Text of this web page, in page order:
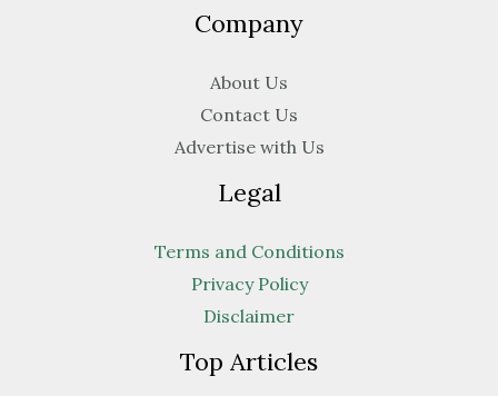
Company
About Us
Contact Us
Advertise with Us
Legal
Terms and Conditions
Privacy Policy
Disclaimer
Top Articles